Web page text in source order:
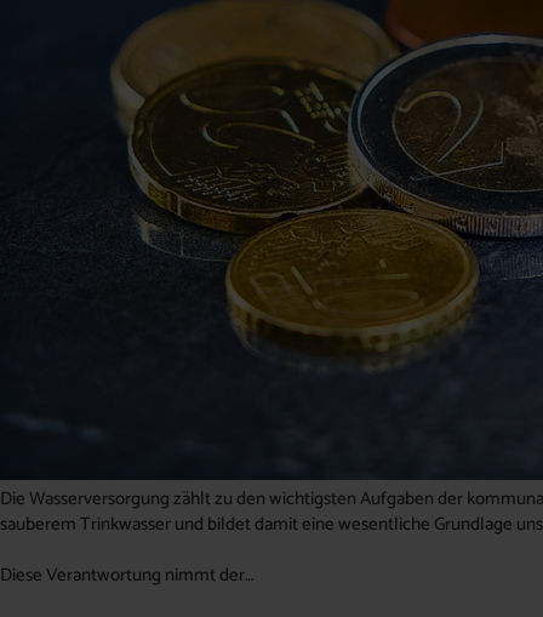
Die Wasserversorgung zählt zu den wichtigsten Aufgaben der
sauberem Trinkwasser und bildet damit eine wesentliche Grundlage
Diese Verantwortung nimmt der…